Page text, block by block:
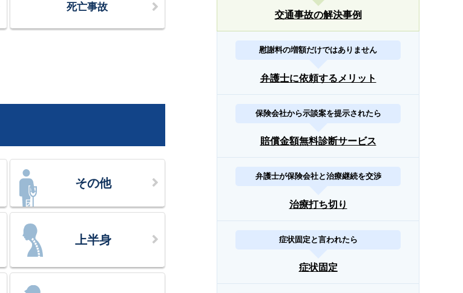
死亡事故
その他
上半身
交通事故の解決事例
慰謝料の増額だけではありません
弁護士に依頼するメリット
保険会社から示談案を提示されたら
賠償金額無料診断サービス
弁護士が保険会社と治療継続を交渉
治療打ち切り
症状固定と言われたら
症状固定